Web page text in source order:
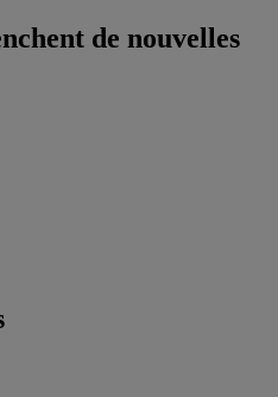
de nouvelles